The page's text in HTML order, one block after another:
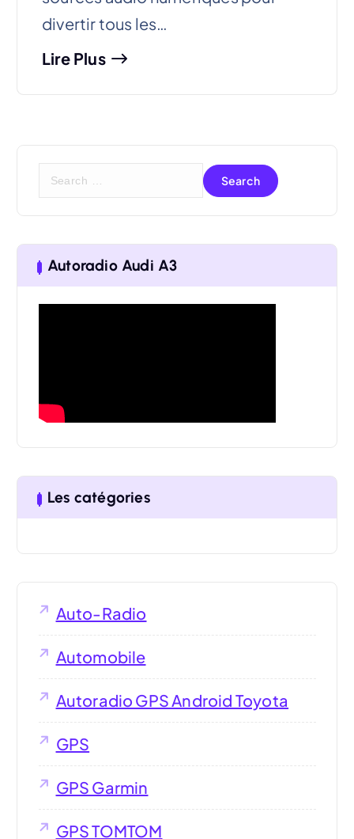
divertir tous les…
Lire Plus
e
r
c
h
:
Autoradio Audi A3
Les catégories
Auto-Radio
Automobile
Autoradio GPS Android Toyota
GPS
GPS Garmin
GPS TOMTOM